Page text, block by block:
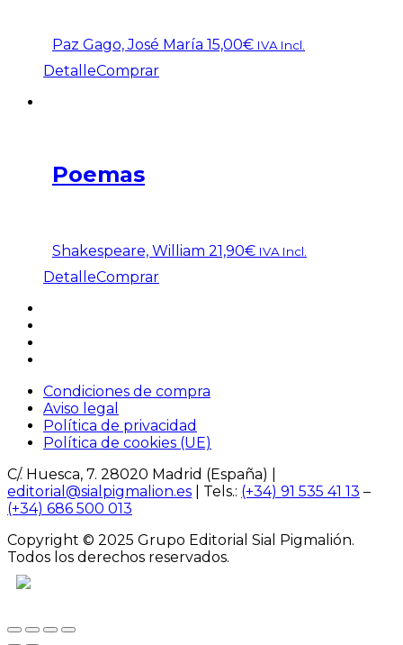
Paz Gago, José María 15,00€ IVA Incl.
DetalleComprar
Poemas
Shakespeare, William 21,90€ IVA Incl.
DetalleComprar
Condiciones de compra
Aviso legal
Política de privacidad
Política de cookies (UE)
C/. Huesca, 7. 28020 Madrid (España) |
editorial@sialpigmalion.es | Tels.: (+34) 91 535 41 13 –
(+34) 686 500 013
Copyright © 2025 Grupo Editorial Sial Pigmalión.
Todos los derechos reservados.